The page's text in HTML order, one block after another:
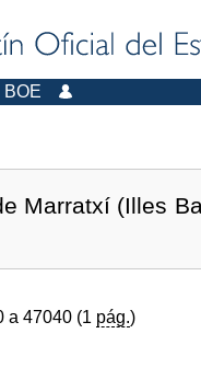
BOE
Marratxí (Illes
a 47040 (1 pág.)